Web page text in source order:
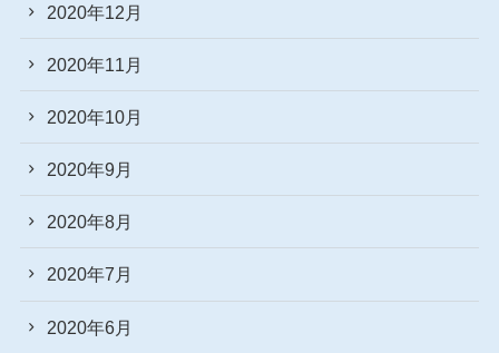
2020年12月
2020年11月
2020年10月
2020年9月
2020年8月
2020年7月
2020年6月